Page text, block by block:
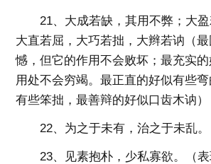
21、大成若缺，其用不弊；大盈
大直若屈，大巧若拙，大辫若讷（
憾，但它的作用不会败坏；最充实
用处不会穷竭。最正直的好似有些
有些笨拙，最善辩的好似口齿木讷）
22、为之于未有，治之于未乱。
23、见素抱朴，少私寡欲。（表